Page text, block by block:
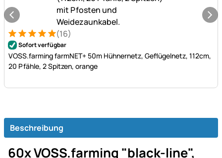
Bewertung: 5 von 5 (16 Bewertungen)
16 Bewertungen
(16)
Sofort verfügbar
VOSS.farming farmNET+ 50m Hühnernetz, Geflügelnetz, 112cm,
20 Pfähle, 2 Spitzen, orange
Beschreibung
60x VOSS.farming "black-line",